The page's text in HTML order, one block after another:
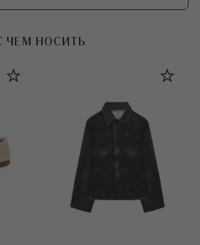
ЧЕМ НОСИТЬ